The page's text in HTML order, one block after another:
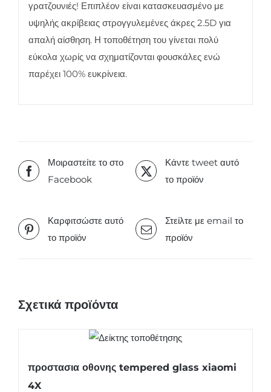
γρατζουνιές! Επιπλέον είναι κατασκευασμένο με
υψηλής ακρίβειας στρογγυλεμένες άκρες 2.5D για
απαλή αίσθηση. Η τοποθέτηση του γίνεται πολύ
εύκολα χωρίς να σχηματίζονται φουσκάλες ενώ
παρέχει 100% ευκρίνεια.
Μοιραστείτε το στο
Facebook
Κάντε tweet αυτό
το προϊόν
Καρφιτσώστε αυτό
το προϊόν
Στείλτε με email το
προϊόν
Σχετικά προϊόντα
προστασια οθονης tempered glass xiaomi
4X